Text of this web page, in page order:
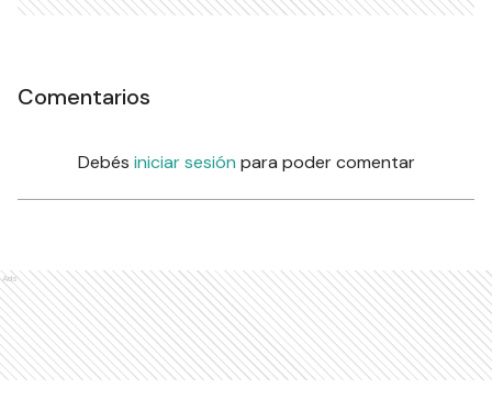
Comentarios
Debés iniciar sesión para poder comentar
Ads